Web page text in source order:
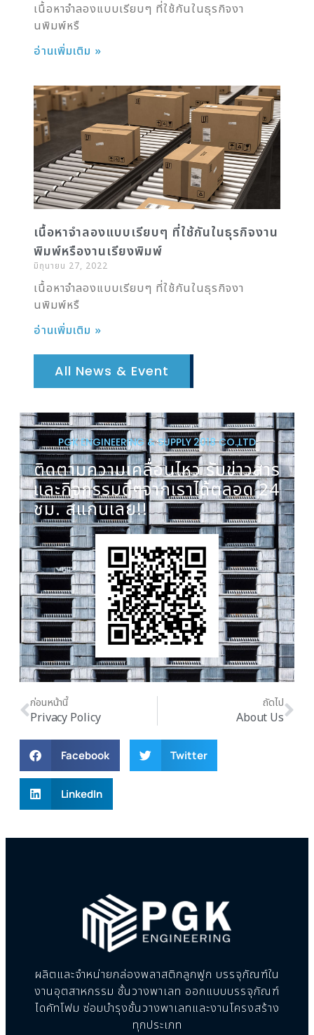
เนื้อหาจำลองแบบเรียบๆ ที่ใช้กันในธุรกิจงา
นพิมพ์หรื
อ่านเพิ่มเติม »
เนื้อหาจำลองแบบเรียบๆ ที่ใช้กันในธุรกิจงาน
พิมพ์หรืองานเรียงพิมพ์
มิถุนายน 27, 2022
เนื้อหาจำลองแบบเรียบๆ ที่ใช้กันในธุรกิจงา
นพิมพ์หรื
อ่านเพิ่มเติม »
All News & Event
PGK ENGINEERING & SUPPLY 2018 CO.,LTD
ติดตามความเคลื่อนไหว รับข่าวสาร
และกิจกรรมดีๆจากเราได้ตลอด 24
ชม. สแกนเลย!!
ก่อนหน้านี้
Privacy Policy
ถัดไป
About Us
Facebook Twitter
LinkedIn
ผลิตและจำหน่ายกล่องพลาสติกลูกฟูก บรรจุภัณฑ์ใน
งานอุตสาหกรรม ชั้นวางพาเลท ออกแบบบรรจุภัณฑ์
ไดคัทโฟม ซ่อมบำรุงชั้นวางพาเลทและงานโครงสร้าง
ทุกประเภท